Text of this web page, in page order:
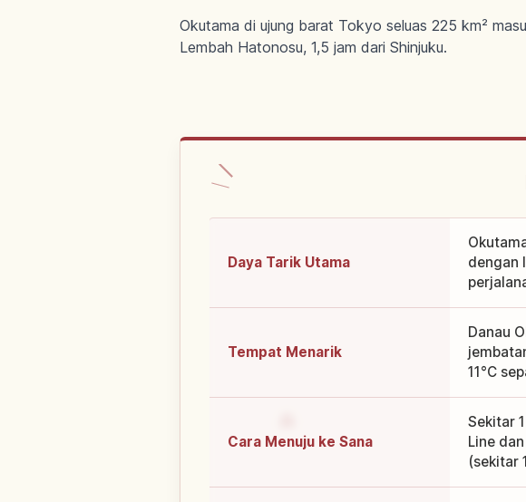
Okutama di ujung barat Tokyo seluas 225 km²
Lembah Hatonosu, 1,5 jam dari Shinjuku.
Daya Tarik Utama
dengan
Tempat Menarik
Danau
11°C
Cara Menuju ke Sana
Sekitar
Line
(sekitar